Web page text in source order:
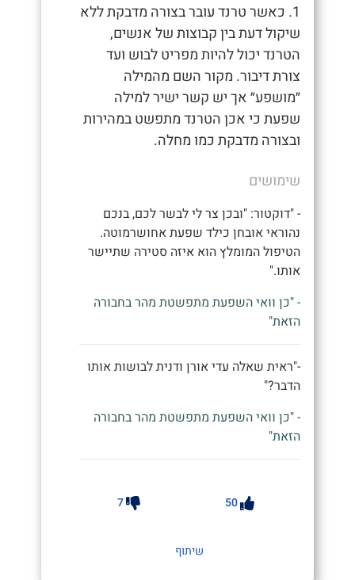
1. כאשר טרנד עובר בצורה מדבקת ללא
שיקול דעת בין קבוצות של אנשים,
הטרנד יכול להיות מפריט לבוש ועד
צורת דיבור. מקור השם מהמילה
״מושפע״ אך יש קשר ישיר למילה
שפעת כי אכן הטרנד מתפשט במהירות
ובצורה מדבקת כמו מחלה.
שימושים
- "דוקטור: "ובכן צר לי לבשר לכם, בנכם
נהוראי אובחן כילד שפעת אחושרמוטה.
הטיפול המומלץ הוא איזה סטירה שתיישר
אותו."
- "כן וואי השפעת מתפשטת מהר בחבורה
הזאת"
-"ראית שאלה עדי אורן ודנית לבושות אותו
הדבר?"
- "כן וואי השפעת מתפשטת מהר בחבורה
הזאת"
50
7
שיתוף